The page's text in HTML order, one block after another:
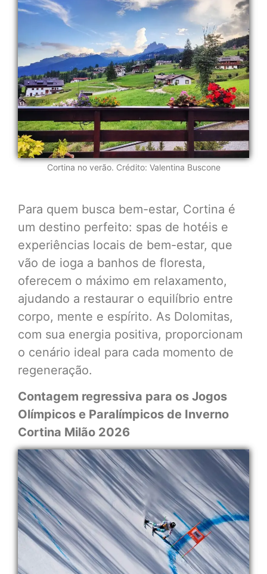
Cortina no verão. Crédito: Valentina Buscone
Para quem busca bem-estar, Cortina é
um destino perfeito: spas de hotéis e
experiências locais de bem-estar, que
vão de ioga a banhos de floresta,
oferecem o máximo em relaxamento,
ajudando a restaurar o equilíbrio entre
corpo, mente e espírito. As Dolomitas,
com sua energia positiva, proporcionam
o cenário ideal para cada momento de
regeneração.
Contagem regressiva para os Jogos
Olímpicos e Paralímpicos de Inverno
Cortina Milão 2026